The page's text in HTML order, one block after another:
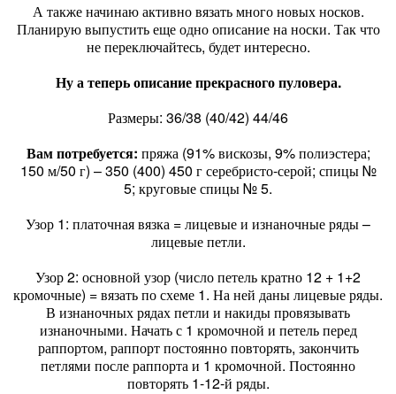
А также начинаю активно вязать много новых носков.
Планирую выпустить еще одно описание на носки. Так что
не переключайтесь, будет интересно.
Ну а теперь описание прекрасного пуловера.
Размеры: 36/38 (40/42) 44/46
Вам потребуется: пряжа (91% вискозы, 9% полиэстера;
150 м/50 г) – 350 (400) 450 г серебристо-серой; спицы №
5; круговые спицы № 5.
Узор 1: платочная вязка = лицевые и изнаночные ряды –
лицевые петли.
Узор 2: основной узор (число петель кратно 12 + 1+2
кромочные) = вязать по схеме 1. На ней даны лицевые ряды.
В изнаночных рядах петли и накиды провязывать
изнаночными. Начать с 1 кромочной и петель перед
раппортом, раппорт постоянно повторять, закончить
петлями после раппорта и 1 кромочной. Постоянно
повторять 1-12-й ряды.